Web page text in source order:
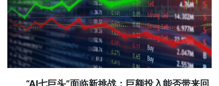
“AI七巨头”面临新挑战：巨额投入能否带来回